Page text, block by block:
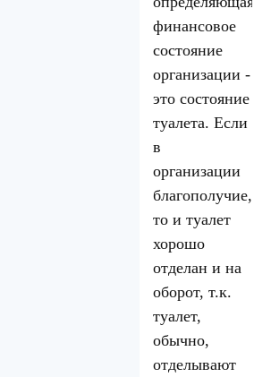
финансовое
состояние
организации -
это состояние
туалета. Если
в
организации
благополучие,
то и туалет
хорошо
отделан и на
оборот, т.к.
туалет,
обычно,
отделывают